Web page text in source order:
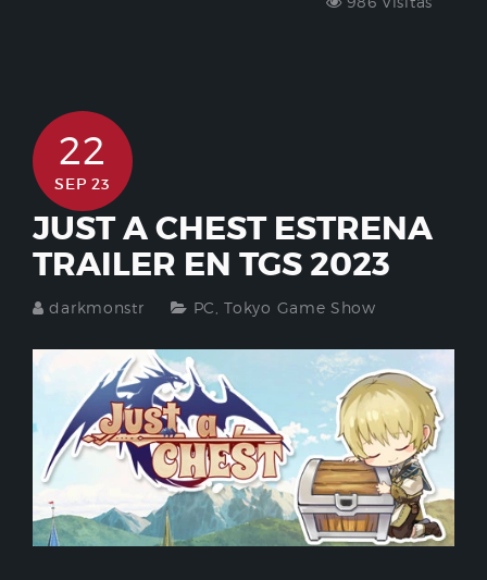
22
SEP 23
JUST A CHEST ESTRENA
TRAILER EN TGS 2023
darkmonstr PC ,Tokyo Game Show